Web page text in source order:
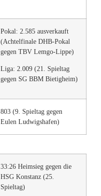
Pokal: 2.585 ausverkauft
(Achtelfinale DHB-Pokal
gegen TBV Lemgo-Lippe)
Liga: 2.009 (21. Spieltag
gegen SG BBM Bietigheim)
803 (9. Spieltag gegen
Eulen Ludwigshafen)
33:26 Heimsieg gegen die
HSG Konstanz (25.
Spieltag)